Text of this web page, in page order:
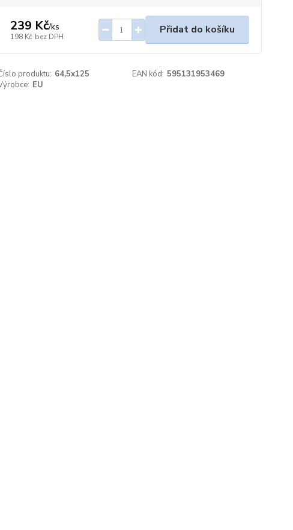
239 Kč/ks
198 Kč bez DPH
Přidat do košíku
produktu: 64,5x125 EAN kód: 595131953469
EU